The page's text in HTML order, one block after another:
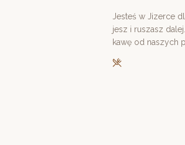
Jesteś w Jizerce
jesz i ruszasz
kawę od naszych